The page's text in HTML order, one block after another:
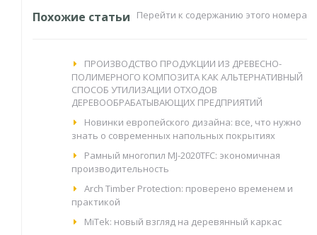
Похожие статьи Перейти к содержанию этого номера
ПРОИЗВОДСТВО ПРОДУКЦИИ ИЗ ДРЕВЕСНО-
ПОЛИМЕРНОГО КОМПОЗИТА КАК АЛЬТЕРНАТИВНЫЙ
СПОСОБ УТИЛИЗАЦИИ ОТХОДОВ
ДЕРЕВООБРАБАТЫВАЮЩИХ ПРЕДПРИЯТИЙ
Новинки европейского дизайна: все, что нужно
знать о современных напольных покрытиях
Рамный многопил MJ-2020TFC: экономичная
производительность
Arch Timber Protection: проверено временем и
практикой
MiTek: новый взгляд на деревянный каркас